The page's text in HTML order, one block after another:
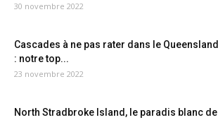
30 novembre 2022
Cascades à ne pas rater dans le Queensland
: notre top...
23 novembre 2022
North Stradbroke Island, le paradis blanc de